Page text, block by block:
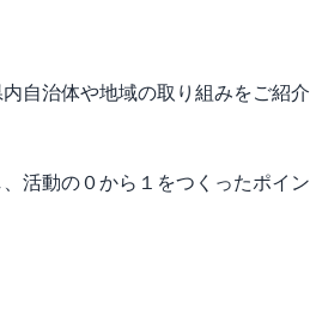
自治体や地域の取り組みをご紹介
活動の０から１をつくったポイン